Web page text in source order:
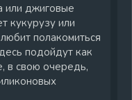
или джиговые
кукурузу или
полакомиться
подойдут как
в свою очередь,